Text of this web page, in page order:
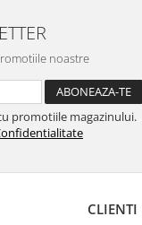
noastre
promotiile magazinului.
CLIENTI